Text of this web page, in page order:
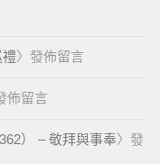
禮〉發佈留言
佈留言
） – 敬拜與事奉〉發